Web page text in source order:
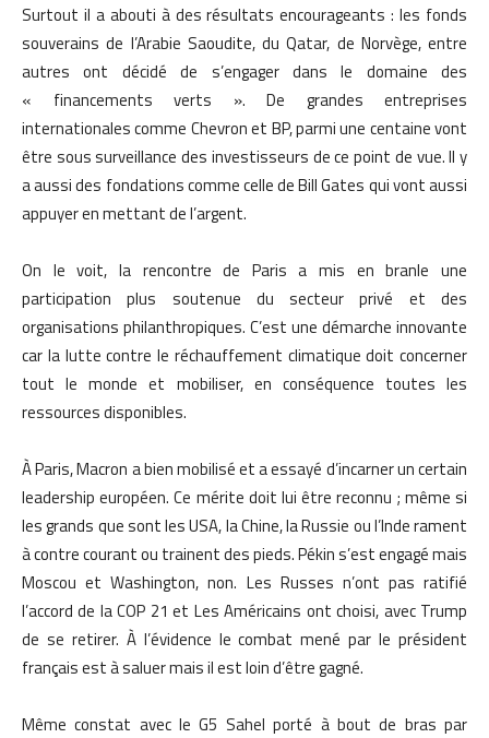
Surtout il a abouti à des résultats encourageants : les fonds
souverains de l’Arabie Saoudite, du Qatar, de Norvège, entre
autres ont décidé de s’engager dans le domaine des
« financements verts ». De grandes entreprises
internationales comme Chevron et BP, parmi une centaine vont
être sous surveillance des investisseurs de ce point de vue. Il y
a aussi des fondations comme celle de Bill Gates qui vont aussi
appuyer en mettant de l’argent.
On le voit, la rencontre de Paris a mis en branle une
participation plus soutenue du secteur privé et des
organisations philanthropiques. C’est une démarche innovante
car la lutte contre le réchauffement climatique doit concerner
tout le monde et mobiliser, en conséquence toutes les
ressources disponibles.
À Paris, Macron a bien mobilisé et a essayé d’incarner un certain
leadership européen. Ce mérite doit lui être reconnu ; même si
les grands que sont les USA, la Chine, la Russie ou l’Inde rament
à contre courant ou trainent des pieds. Pékin s’est engagé mais
Moscou et Washington, non. Les Russes n’ont pas ratifié
l’accord de la COP 21 et Les Américains ont choisi, avec Trump
de se retirer. À l’évidence le combat mené par le président
français est à saluer mais il est loin d’être gagné.
Même constat avec le G5 Sahel porté à bout de bras par